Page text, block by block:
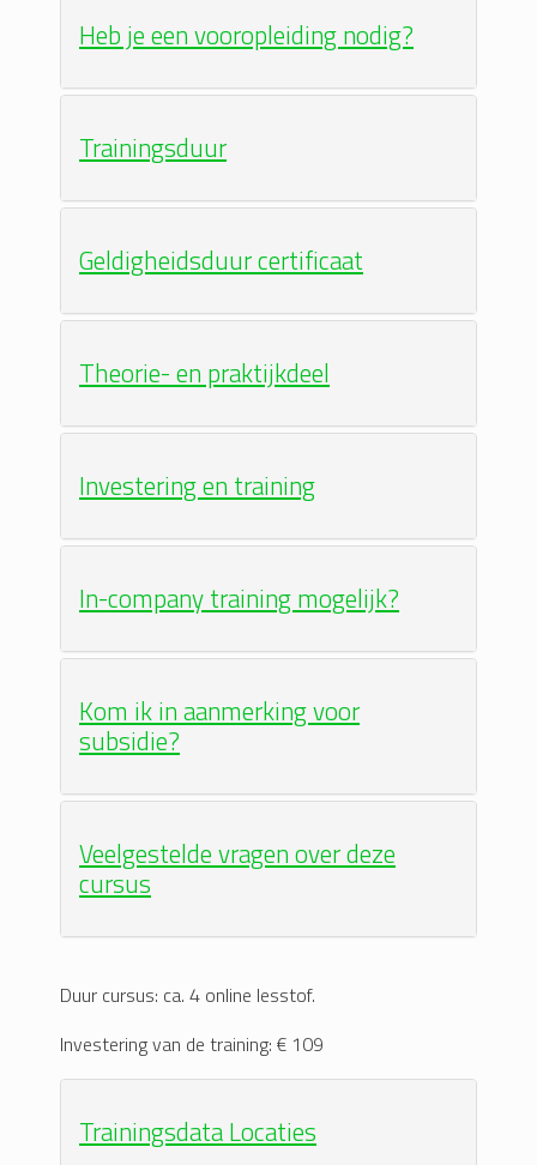
Heb je een vooropleiding nodig?
Trainingsduur
Geldigheidsduur certificaat
Theorie- en praktijkdeel
Investering en training
In-company training mogelijk?
Kom ik in aanmerking voor
subsidie?
Veelgestelde vragen over deze
cursus
Duur cursus: ca. 4 online lesstof.
Investering van de training: € 109
Trainingsdata Locaties